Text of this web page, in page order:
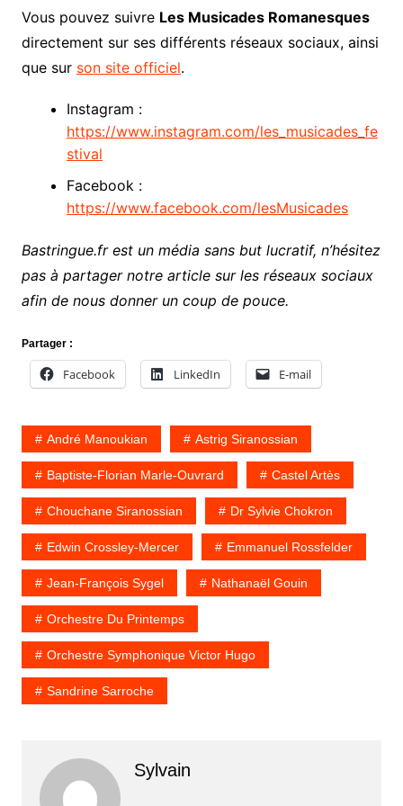
Vous pouvez suivre Les Musicades Romanesques
directement sur ses différents réseaux sociaux, ainsi
que sur son site officiel.
Instagram :
https://www.instagram.com/les_musicades_fe
stival
Facebook :
https://www.facebook.com/lesMusicades
Bastringue.fr est un média sans but lucratif, n’hésitez
pas à partager notre article sur les réseaux sociaux
afin de nous donner un coup de pouce.
Partager :
Facebook LinkedIn E-mail
André Manoukian Astrig Siranossian
Baptiste-Florian Marle-Ouvrard Castel Artès
Chouchane Siranossian Dr Sylvie Chokron
Edwin Crossley-Mercer Emmanuel Rossfelder
Jean-François Sygel Nathanaël Gouin
Orchestre Du Printemps
Orchestre Symphonique Victor Hugo
Sandrine Sarroche
Sylvain